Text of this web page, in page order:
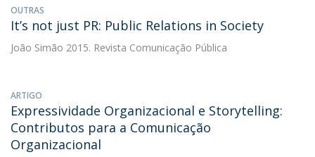
OUTRAS
It’s not just PR: Public Relations in Society
João Simão 2015. Revista Comunicação Pública
ARTIGO
Expressividade Organizacional e Storytelling:
Contributos para a Comunicação
Organizacional